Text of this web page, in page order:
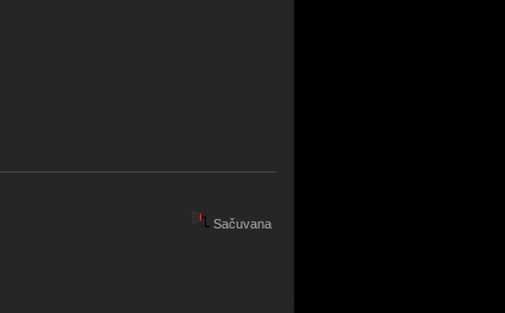
Sačuvana